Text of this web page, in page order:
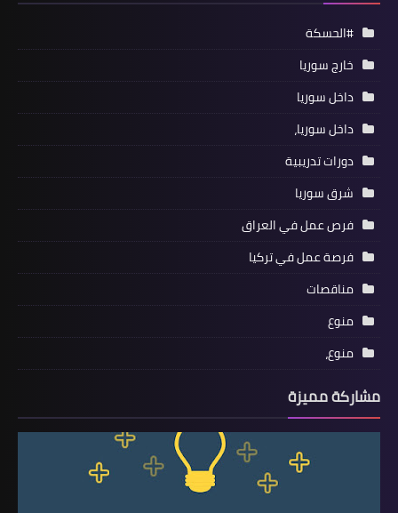
#الحسكة
خارج سوريا
داخل سوريا
داخل سوريا،
دورات تدريبية
شرق سوريا
فرص عمل في العراق
فرصة عمل في تركيا
مناقصات
منوع
منوع،
مشاركة مميزة